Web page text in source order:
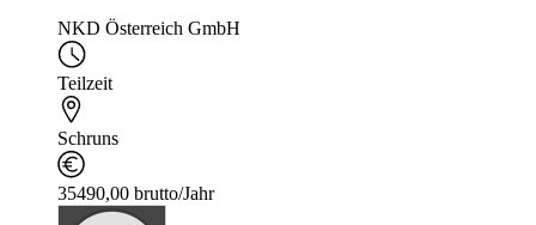
NKD Österreich GmbH
Teilzeit
Schruns
35490,00 brutto/Jahr